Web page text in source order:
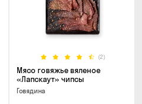
(2)
Мясо говяжье вяленое
«Лапскаут» чипсы
Говядина